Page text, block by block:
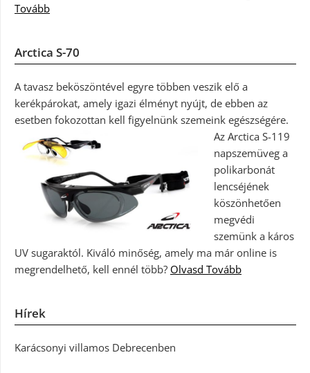
Tovább
Arctica S-70
A tavasz beköszöntével egyre többen veszik elő a
kerékpárokat, amely igazi élményt nyújt, de ebben az
esetben fokozottan kell figyelnünk szemeink egészségére.
Az Arctica S-119
napszemüveg a
polikarbonát
lencséjének
köszönhetően
megvédi
szemünk a káros
UV sugaraktól. Kiváló minőség, amely ma már online is
megrendelhető, kell ennél több? Olvasd Tovább
Hírek
Karácsonyi villamos Debrecenben